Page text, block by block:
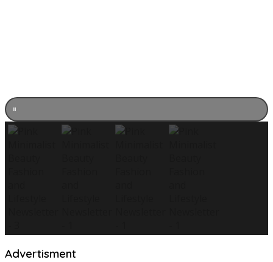
Advertisment